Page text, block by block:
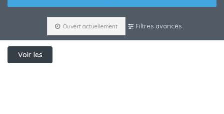
Ouvert actuellement Filtres avancés
Voir les